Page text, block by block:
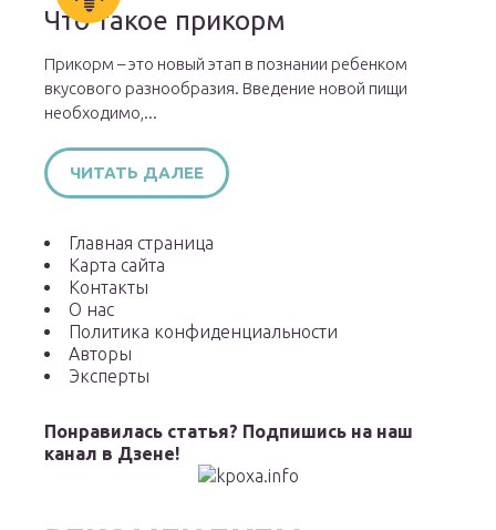
Что такое прикорм
Прикорм – это новый этап в познании ребенком
вкусового разнообразия. Введение новой пищи
необходимо,...
ЧИТАТЬ ДАЛЕЕ
Главная страница
Карта сайта
Контакты
О нас
Политика конфиденциальности
Авторы
Эксперты
Понравилась статья? Подпишись на наш
канал в Дзене!